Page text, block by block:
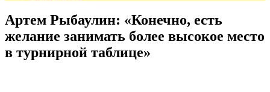
Артем Рыбаулин: «Конечно, есть
желание занимать более высокое место
в турнирной таблице»